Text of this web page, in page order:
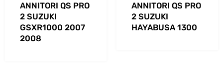
ANNITORI QS PRO
2 SUZUKI
GSXR1000 2007
2008
ANNITORI QS PRO
2 SUZUKI
HAYABUSA 1300